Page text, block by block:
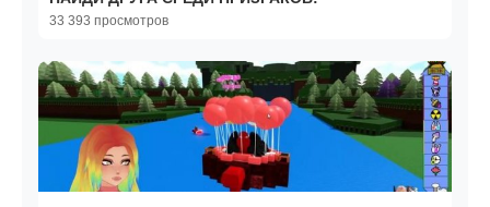
33 393 просмотров